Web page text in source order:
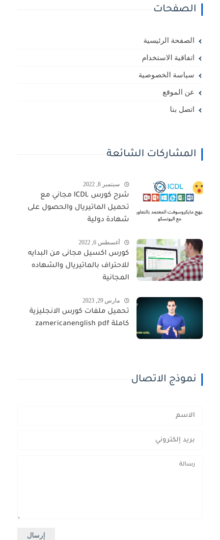
الصفحات
الصفحة الرئيسية
اتفاقية الاستخدام
سياسة الخصوصية
عن الموقع
اتصل بنا
المشاركات الشائعة
سبتمبر 8, 2022
شرح كورس ICDL مجاني مع
تحميل الماتيريال والحصول على
شهادة دولية
أغسطس 6, 2022
كورس اكسيل مجانى من البدايه
للاحتراف بالماتيريال والشهاده
المجانية
مارس 29, 2023
تحميل ملفات كورس الانجليزية
كاملة zamericanenglish pdf
نموذج الاتصال